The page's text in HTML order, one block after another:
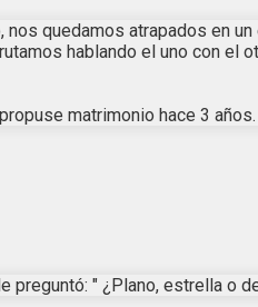
quedamos atrapados en
hablando el uno con el
matrimonio hace 3
" ¿Plano, estrella o